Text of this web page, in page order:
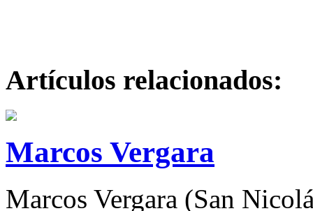
Artículos relacionados:
Marcos Vergara
Marcos Vergara (San